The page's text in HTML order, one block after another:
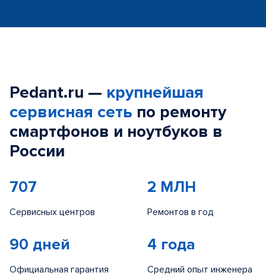
Pedant.ru — крупнейшая
сервисная сеть по ремонту
смартфонов и ноутбуков в
России
707
Сервисных центров
2 МЛН
Ремонтов в год
90 дней
Официальная гарантия
4 года
Средний опыт инженера